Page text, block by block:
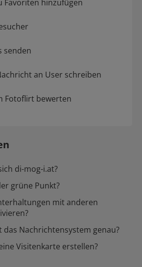
Favoriten hinzufügen
senden
an User schreiben
Fotoflirt bewerten
di-mog-i.at?
grüne Punkt?
mit anderen
Nachrichtensystem genau?
Visitenkarte erstellen?